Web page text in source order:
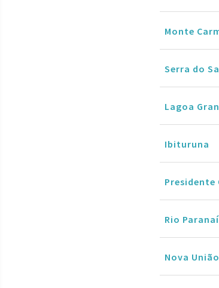
Monte
Serra do
Lagoa
Ibituruna
Presidente
Rio
Nova União